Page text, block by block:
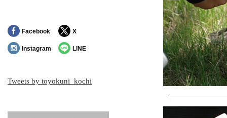
Facebook X
Instagram LINE
Tweets by toyokuni_kochi